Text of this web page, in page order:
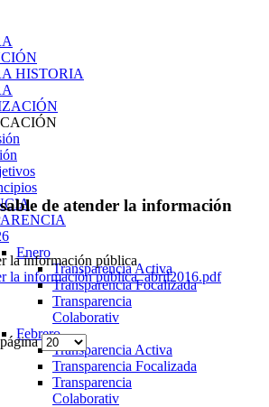
HISTORIA
Enero
Transparencia Activa
Transparencia Focalizada
Transparencia
Colaborativ
Febrero
Transparencia Activa
Transparencia Focalizada
Transparencia
Colaborativ
de atender la información
la información pública
la información pública_abril2016.pdf